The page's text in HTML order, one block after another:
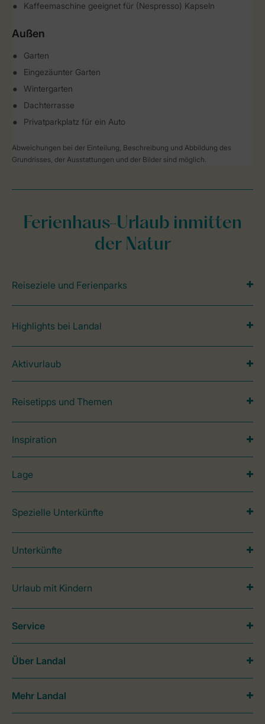
Kaffeemaschine geeignet für (Nespresso) Kapseln
Außen
Garten
Eingezäunter Garten
Wintergarten
Dachterrasse
Privatparkplatz für ein Auto
Abweichungen bei der Einteilung, Beschreibung und Abbildung des
Grundrisses, der Ausstattungen und der Bilder sind möglich.
Ferienhaus-Urlaub inmitten
der Natur
Reiseziele und Ferienparks
Highlights bei Landal
Aktivurlaub
Reisetipps und Themen
Inspiration
Lage
Spezielle Unterkünfte
Unterkünfte
Urlaub mit Kindern
Service
Über Landal
Mehr Landal